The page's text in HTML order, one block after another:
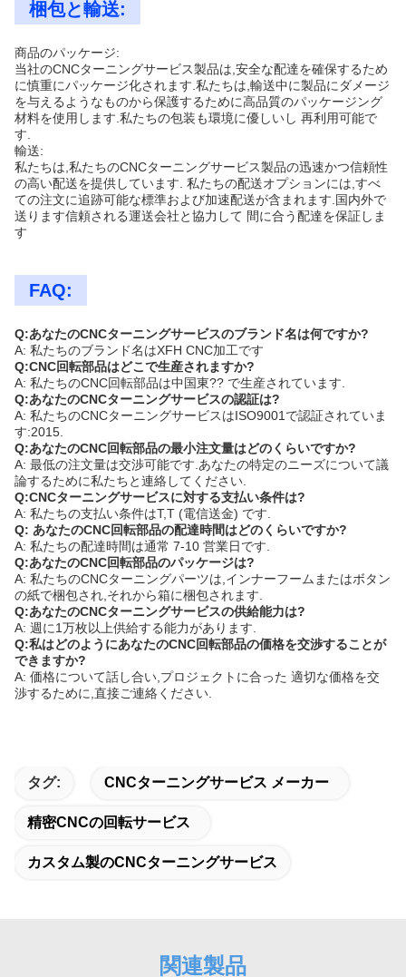
梱包と輸送:
商品のパッケージ:
当社のCNCターニングサービス製品は,安全な配達を確保するため
に慎重にパッケージ化されます.私たちは,輸送中に製品にダメージ
を与えるようなものから保護するために高品質のパッケージング
材料を使用します.私たちの包装も環境に優しいし 再利用可能で
す.
輸送:
私たちは,私たちのCNCターニングサービス製品の迅速かつ信頼性
の高い配送を提供しています. 私たちの配送オプションには,すべ
ての注文に追跡可能な標準および加速配送が含まれます.国内外で
送ります信頼される運送会社と協力して 間に合う配達を保証しま
す
FAQ:
Q:あなたのCNCターニングサービスのブランド名は何ですか?
A: 私たちのブランド名はXFH CNC加工です
Q:CNC回転部品はどこで生産されますか?
A: 私たちのCNC回転部品は中国東?? で生産されています.
Q:あなたのCNCターニングサービスの認証は?
A: 私たちのCNCターニングサービスはISO9001で認証されていま
す:2015.
Q:あなたのCNC回転部品の最小注文量はどのくらいですか?
A: 最低の注文量は交渉可能です.あなたの特定のニーズについて議
論するために私たちと連絡してください.
Q:CNCターニングサービスに対する支払い条件は?
A: 私たちの支払い条件はT,T (電信送金) です.
Q: あなたのCNC回転部品の配達時間はどのくらいですか?
A: 私たちの配達時間は通常 7-10 営業日です.
Q:あなたのCNC回転部品のパッケージは?
A: 私たちのCNCターニングパーツは,インナーフームまたはボタン
の紙で梱包され,それから箱に梱包されます.
Q:あなたのCNCターニングサービスの供給能力は?
A: 週に1万枚以上供給する能力があります.
Q:私はどのようにあなたのCNC回転部品の価格を交渉することが
できますか?
A: 価格について話し合い,プロジェクトに合った 適切な価格を交
渉するために,直接ご連絡ください.
タグ: CNCターニングサービス メーカー
精密CNCの回転サービス
カスタム製のCNCターニングサービス
関連製品